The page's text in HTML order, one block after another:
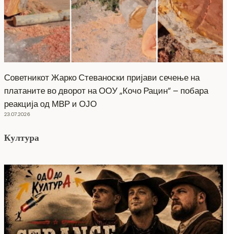
Советникот Жарко Стеваноски пријави сечење на
платаните во дворот на ООУ „Кочо Рацин“ – побара
реакција од МВР и ОЈО
23.07.2026
Култура